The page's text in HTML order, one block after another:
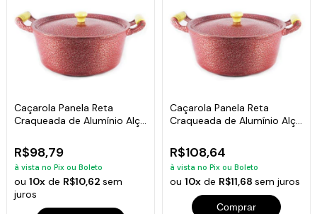
Caçarola Panela Reta
Craqueada de Alumínio Alça
R$98,79
à vista no Pix ou Boleto
ou10x de R$10,62sem
juros
Caçarola Panela Reta
Craqueada de Alumínio Alça
R$108,64
à vista no Pix ou Boleto
ou 10xde R$11,68 sem juros
Comprar